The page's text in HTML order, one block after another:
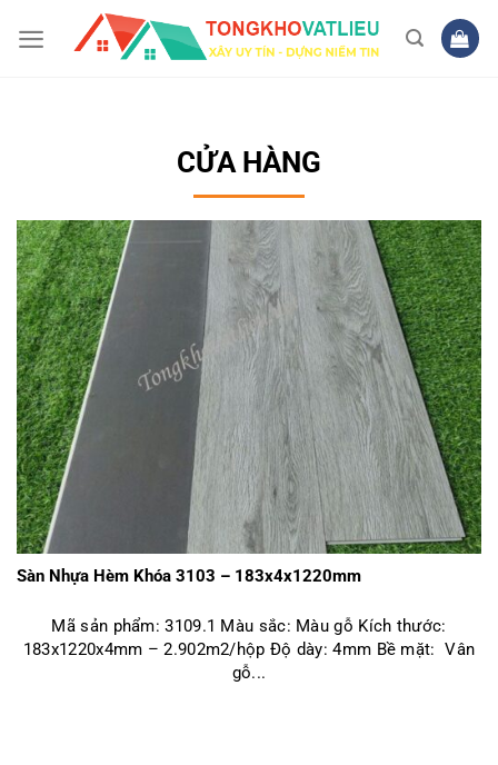
qua
CỬA HÀNG
Sàn Nhựa Hèm Khóa 3103 – 183x4x1220mm
Mã sản phẩm: 3109.1 Màu sắc: Màu gỗ Kích thước:
183x1220x4mm – 2.902m2/hộp Độ dày: 4mm Bề mặt: Vân
gỗ...